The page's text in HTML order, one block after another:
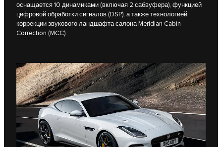
оснащается 10 динамиками (включая 2 сабвуфера), функцией
цифровой обработки сигналов (DSP), а также технологией
коррекции звукового ландшафта салона Meridian Cabin
Correction (MCC).